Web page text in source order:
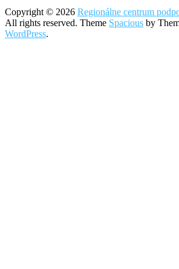
Copyright © 2026 Regionálne centrum
All rights reserved. Theme Spacious by
WordPress.